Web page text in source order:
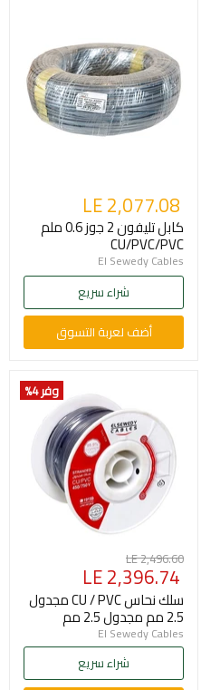
LE 2,077.08
كابل تليفون 2 جوز 0.6 ملم
CU/PVC/PVC
El Sewedy Cables
شراء سريع
أضف لعربة التسوق
وفر 4 %
السعر
الأصلي
LE 2,496.60
السعر
الحالي
LE 2,396.74
سلك نحاس CU / PVC مجدول
2.5 مم مجدول 2.5 مم
El Sewedy Cables
شراء سريع